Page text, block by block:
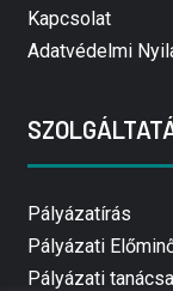
Kapcsolat
Adatvédelmi
Pályázatírás
Pályázati
Pályázati